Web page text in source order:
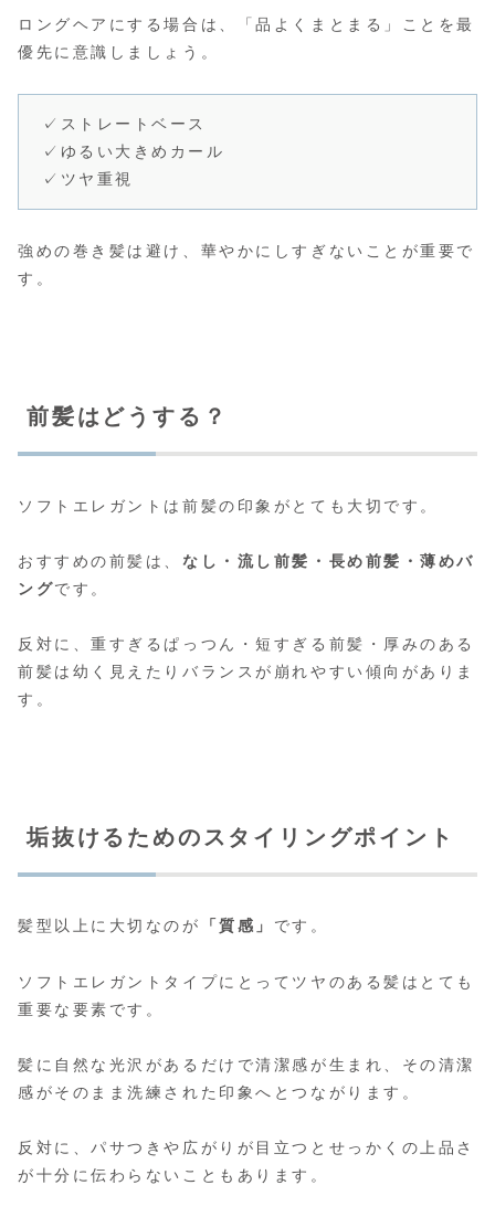
ロングヘアにする場合は、「品よくまとまる」ことを最
優先に意識しましょう。
✓ストレートベース
✓ゆるい大きめカール
✓ツヤ重視
強めの巻き髪は避け、華やかにしすぎないことが重要で
す。
前髪はどうする？
ソフトエレガントは前髪の印象がとても大切です。
おすすめの前髪は、 なし・流し前髪・長め前髪・薄めバ
ングです。
反対に、重すぎるぱっつん・短すぎる前髪・厚みのある
前髪は幼く見えたりバランスが崩れやすい傾向がありま
す。
垢抜けるためのスタイリングポイント
髪型以上に大切なのが 「質感」 です。
ソフトエレガントタイプにとってツヤのある髪はとても
重要な要素です。
髪に自然な光沢があるだけで清潔感が生まれ、その清潔
感がそのまま洗練された印象へとつながります。
反対に、パサつきや広がりが目立つとせっかくの上品さ
が十分に伝わらないこともあります。